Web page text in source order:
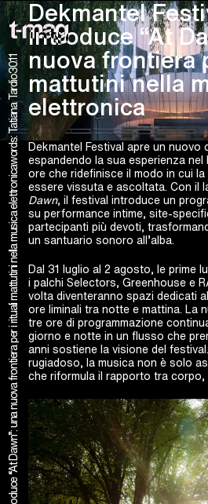
Dekmantel Festival 2026 introduce “At Dawn”: una nuova frontiera per i rituali mattutini nella musica elettronica
words: Tatiana Tardio
30.11
Dekmantel
introduce “At
nuova frontiera
mattutini nella
elettronica
Dekmantel Festival apre un nuovo
espandendo la sua esperienza
ore che ridefinisce il modo in cui
essere vissuta e ascoltata. Con il
Dawn, il festival introduce un
su performance intime, site-
partecipanti più devoti,
un santuario sonoro all’alba.
Dal 31 luglio al 2 agosto, le prime
i palchi Selectors, Greenhouse e
volta diventeranno spazi dedicati
ore liminali tra notte e mattina. La
tre ore di programmazione
giorno e notte in un flusso che
anni sostiene la visione del
rugiadoso, la musica non è solo
che riformula il rapporto tra corpo,